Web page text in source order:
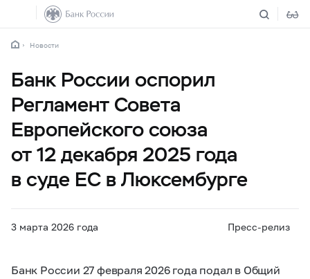
Новости
Банк России оспорил
Регламент Совета
Европейского союза
от 12 декабря 2025 года
в суде ЕС в Люксембурге
3 марта 2026 года Пресс-релиз
Банк России 27 февраля 2026 года подал в Общий